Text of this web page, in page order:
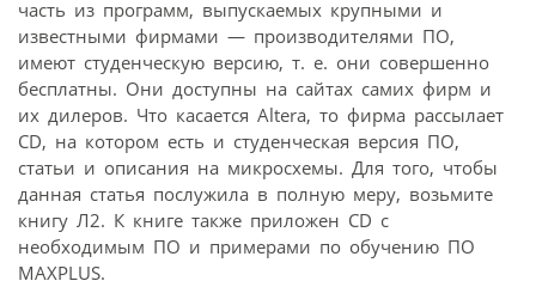
часть из программ, выпускаемых крупными и
известными фирмами — производителями ПО,
имеют студенческую версию, т. е. они совершенно
бесплатны. Они доступны на сайтах самих фирм и
их дилеров. Что касается Altera, то фирма рассылает
CD, на котором есть и студенческая версия ПО,
статьи и описания на микросхемы. Для того, чтобы
данная статья послужила в полную меру, возьмите
книгу Л2. К книге также приложен CD с
необходимым ПО и примерами по обучению ПО
MAXPLUS.